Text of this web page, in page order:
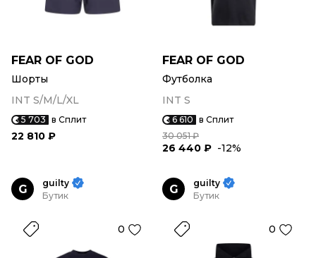
FEAR OF GOD
Шорты
INT S/M/L/XL
5 703 в Сплит
22 810 ₽
FEAR OF GOD
Футболка
INT S
6 610 в Сплит
30 051 ₽
26 440 ₽ -12%
G
guilty
Бутик
0
G
guilty
Бутик
0